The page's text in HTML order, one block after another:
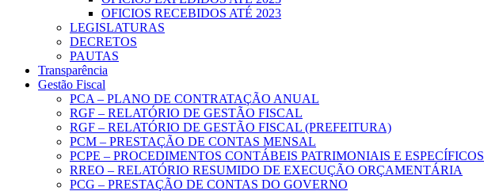
OFICIOS RECEBIDOS ATÉ 2023
LEGISLATURAS
DECRETOS
PAUTAS
Transparência
Gestão Fiscal
PCA – PLANO DE CONTRATAÇÃO ANUAL
RGF – RELATÓRIO DE GESTÃO FISCAL
RGF – RELATÓRIO DE GESTÃO FISCAL (PREFEITURA)
PCM – PRESTAÇÃO DE CONTAS MENSAL
PCPE – PROCEDIMENTOS CONTÁBEIS PATRIMONIAIS E ESPECÍFICOS
RREO – RELATÓRIO RESUMIDO DE EXECUÇÃO ORÇAMENTÁRIA
PCG – PRESTAÇÃO DE CONTAS DO GOVERNO